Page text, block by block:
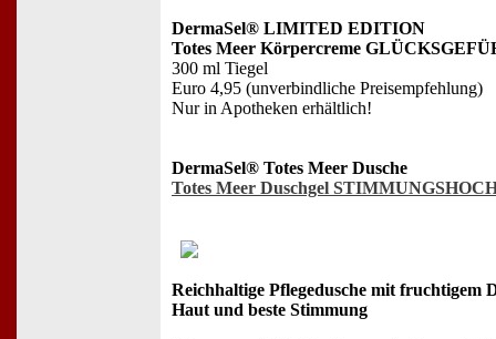
DermaSel® LIMITED EDITION
Totes Meer Körpercreme
300 ml Tiegel
Euro 4,95 (unverbindliche Preisempfehlung)
Nur in Apotheken erhältlich!
DermaSel® Totes Meer Dusche
Totes Meer Duschgel
Reichhaltige Pflegedusche mit fruchtigem
Haut und beste Stimmung